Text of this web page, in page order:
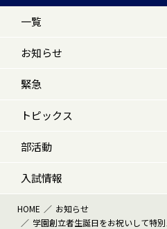
一覧
お知らせ
緊急
トピックス
部活動
入試情報
HOME
お知らせ
学園創立者生誕日をお祝いして特